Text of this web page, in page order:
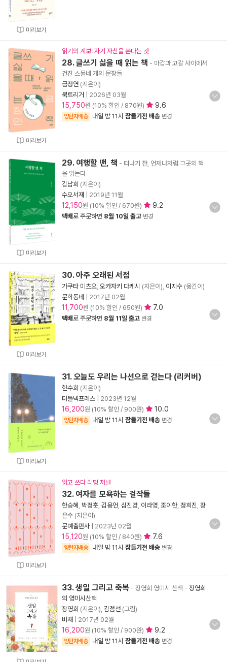
미리보기
미리보기
읽기의 계보: 자기 자신을 쓴다는 것
28. 글쓰기 싫을 때 읽는 책 - 마감과 고갈 사이에서
건진 스물네 개의 문장들
금정연 (지은이)
북트리거
2026년 03월
15,750원 (10% 할인 / 870원) 9.6
양탄자배송 내일 밤 11시 잠들기전 배송 변경
미리보기
29. 여행할 땐, 책 - 떠나기 전, 언제나처럼 그곳의 책
을 읽는다
김남희 (지은이)
수오서재
2019년 11월
12,150원 (10% 할인 / 670원) 9.2
택배로 주문하면 8월 10일 출고 변경
미리보기
30. 아주 오래된 서점
가쿠타 미츠요 오카자키 다케시 (지은이), 이지수 (옮긴이)
문학동네
2017년 02월
11,700원 (10% 할인 / 650원) 7.0
택배로 주문하면 8월 11일 출고 변경
미리보기
31. 오늘도 우리는 나선으로 걷는다 (리커버)
한수희 (지은이)
터틀넥프레스
2023년 12월
16,200원 (10% 할인 / 900원) 10.0
양탄자배송 내일 밤 11시 잠들기전 배송 변경
미리보기
읽고 쓰다 리딩 저널
32. 여자를 모욕하는 걸작들
한승혜 박정훈 김용언 심진경 이라영 조이한, 정희진 장
은수 (지은이)
문예출판사
2023년 02월
15,120원 (10% 할인 / 840원) 7.6
양탄자배송 내일 밤 11시 잠들기전 배송 변경
33. 생일 그리고 축복 - 장영희 영미시 산책 - 장영희
의 영미시산책
장영희 (지은이), 김점선 (그림)
비채
2017년 02월
16,200원 (10% 할인 / 900원) 9.2
양탄자배송 내일 밤 11시 잠들기전 배송 변경